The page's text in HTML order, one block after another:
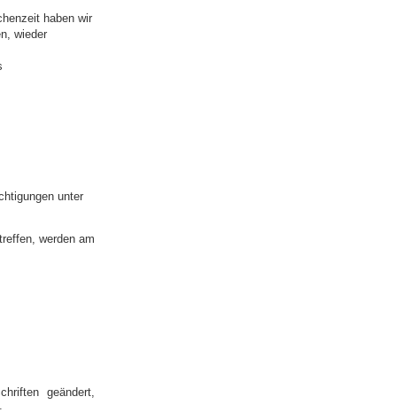
haben wir
wieder
unter
werden am
geändert,